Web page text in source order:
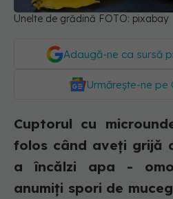
Unelte de grădină FOTO: pixabay
Adaugă-ne ca sursă
Urmărește-ne
Cuptorul cu
folos când aveți grijă
a încălzi apa -
anumiți spori de